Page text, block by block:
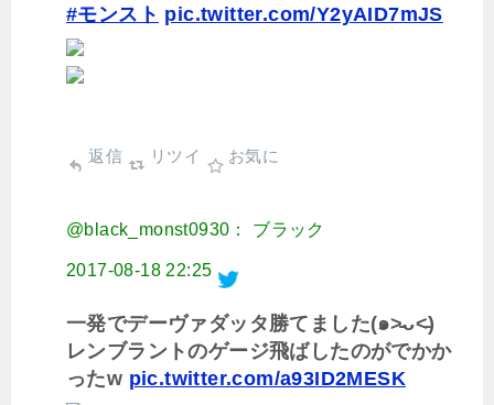
#モンスト pic.twitter.com/Y2yAID7mJS
返信 リツイ お気に
@black_monst0930： ブラック
2017-08-18 22:25
一発でデーヴァダッタ勝てました(๑˃̵ᴗ˂̵)
レンブラントのゲージ飛ばしたのがでかか
ったw pic.twitter.com/a93ID2MESK